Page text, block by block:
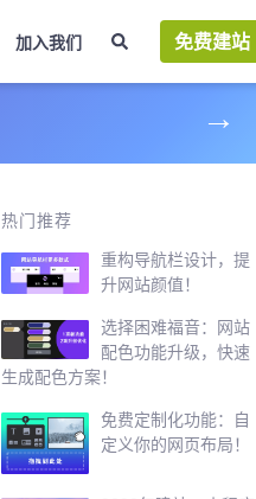
加入我们 免费建站
→
热门推荐
重构导航栏设计，提
升网站颜值！
选择困难福音：网站
配色功能升级，快速
生成配色方案！
免费定制化功能：自
定义你的网页布局！